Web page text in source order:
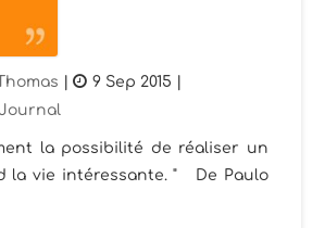
| 9 Sep 2015
la possibilité de réaliser un
la vie intéressante. " De Paulo